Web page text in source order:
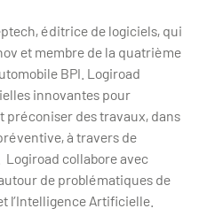
éditrice de logiciels, qui
et membre de la quatrième
BPI. Logiroad
innovantes pour
préconiser des travaux, dans
à travers de
Logiroad collabore avec
de problématiques de
l’Intelligence Artificielle.